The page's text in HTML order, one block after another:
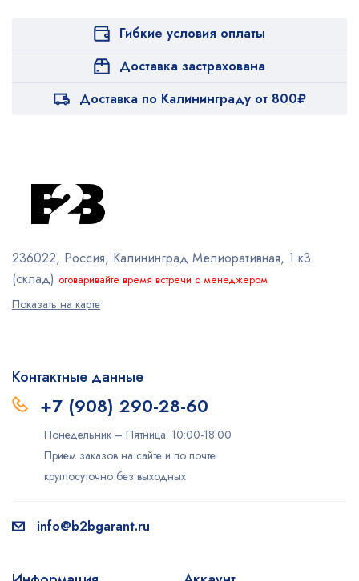
Гибкие условия оплаты
Доставка застрахована
Доставка по Калининграду от 800₽
236022, Россия, Калининград Мелиоративная, 1 к3
(склад) оговаривайте время встречи с менеджером
Показать на карте
Контактные данные
+7 (908) 290-28-60
Понедельник – Пятница: 10:00-18:00
Прием заказов на сайте и по почте
круглосуточно без выходных
info@b2bgarant.ru